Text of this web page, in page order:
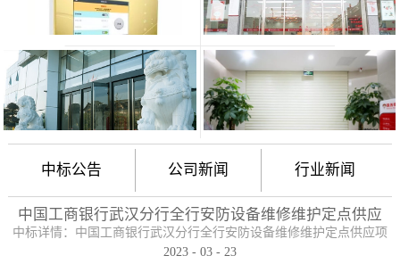
中标公告 公司新闻 行业新闻
中国工商银行武汉分行全行安防设备维修维护定点供应
项目
中标详情：中国工商银行武汉分行全行安防设备维修维护定点供应项
目（项目编号：HBZTH-FW-2022-106），于2023年2月3日以公开招
2023 - 03 - 23